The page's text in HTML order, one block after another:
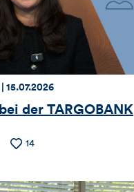
Datum:
15.07.2026
der TARGOBANK
Anzahl
14